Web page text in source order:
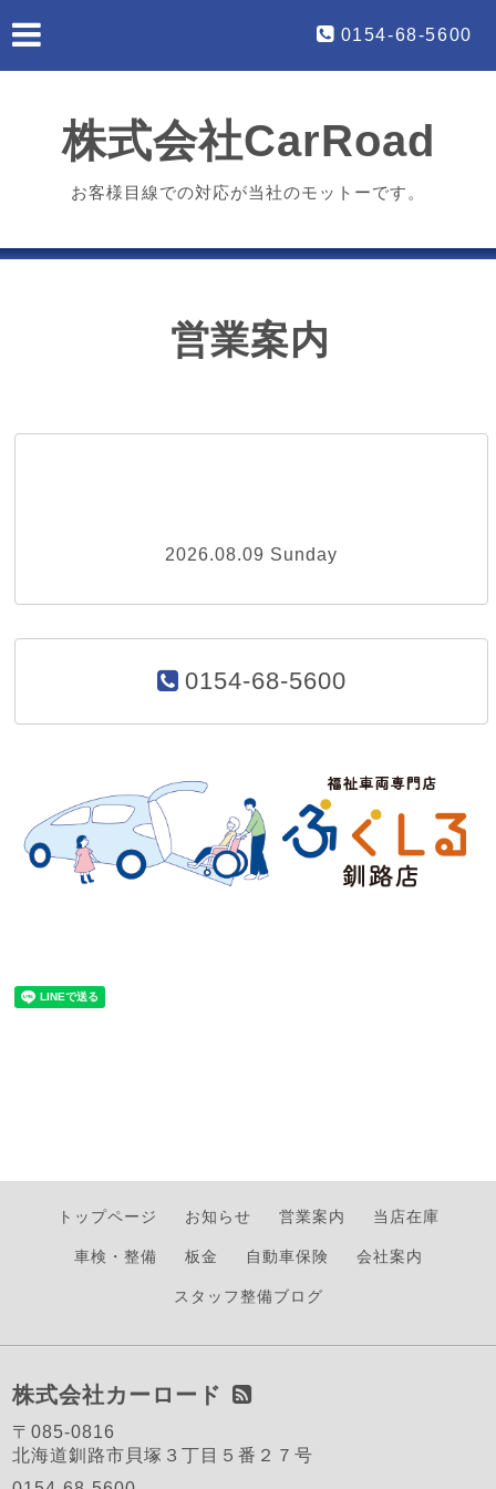
0154-68-5600
株式会社CarRoad
お客様目線での対応が当社のモットーです。
営業案内
2026.08.09 Sunday
0154-68-5600
トップページ お知らせ 営業案内 当店在庫
車検・整備 板金 自動車保険 会社案内
スタッフ整備ブログ
株式会社カーロード
〒085-0816
北海道釧路市貝塚３丁目５番２７号